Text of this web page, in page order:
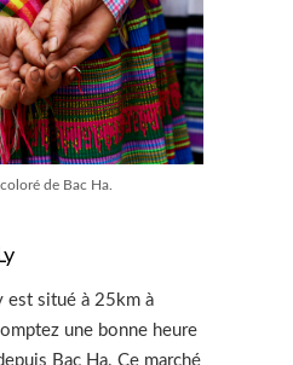
coloré de Bac Ha.
est situé à 25km à
une bonne heure
Bac Ha. Ce marché